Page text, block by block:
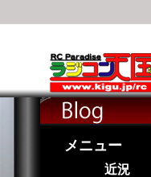
メニュー
近況